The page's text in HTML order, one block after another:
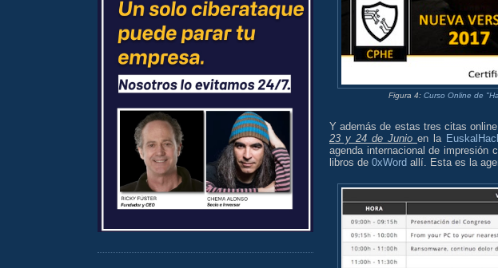
Figura 4: Curso Online de
Y además de estas tres citas
23 y 24 de Junio en la
agenda internacional de impresión
libros de 0xWord allí. Esta es la